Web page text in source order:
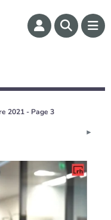
2021 - Page 3
courante) ►